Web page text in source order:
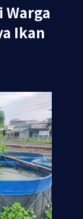
Ikan